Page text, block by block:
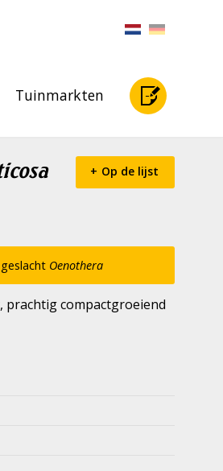
Tuinmarkten
Op de lijst
Oenothera
compactgroeiend